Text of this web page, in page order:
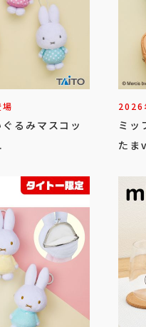
るみマスコッ
2026
ミ
たま